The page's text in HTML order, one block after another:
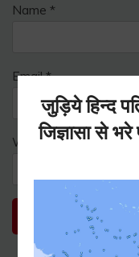
Name *
Email*
Website